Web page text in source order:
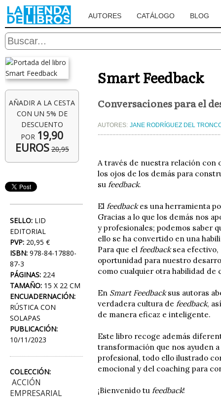
AUTORES CATÁLOGO BLOG
AÑADIR A LA CESTA
CON UN 5% DE
DESCUENTO
POR 19,90
EUROS 20,95
SELLO: LID
EDITORIAL
PVP: 20,95 €
ISBN: 978-84-17880-
87-3
PÁGINAS: 224
TAMAÑO: 15 X 22 CM
ENCUADERNACIÓN:
RÚSTICA CON
SOLAPAS
PUBLICACIÓN:
10/11/2023
COLECCIÓN:
ACCIÓN
EMPRESARIAL
Smart Feedback
Conversaciones para el
AUTORES: JANE RODRÍGUEZ DEL
A través de nuestra relación con
los ojos de los demás para
su feedback.
El feedbackes una herramienta
Gracias a lo que los demás nos
y profesionales; podemos saber
ello se ha convertido en una
Para que el feedbacksea efectivo,
oportunidad para nuestro
como cualquier otra habilidad de
En Smart Feedbacksus autoras
verdadera cultura de feedback,
de manera eficaz e inteligente.
Este libro recoge además
transformación que nos ayuden
profesional, todo ello ilustrado
emocional y del coaching para
¡Bienvenido tu feedback!